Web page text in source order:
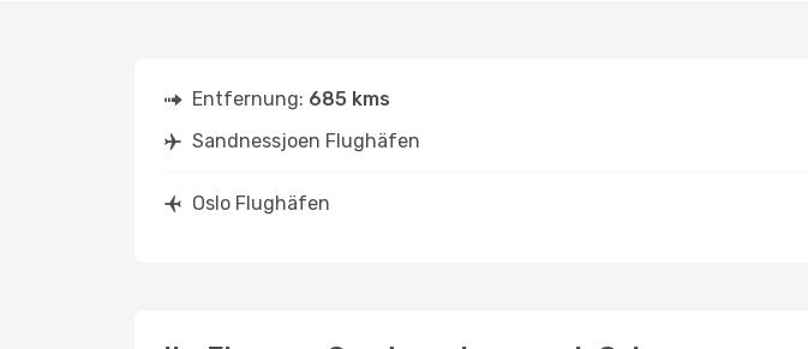
Entfernung: 685 kms
Sandnessjoen Flughäfen
Oslo Flughäfen